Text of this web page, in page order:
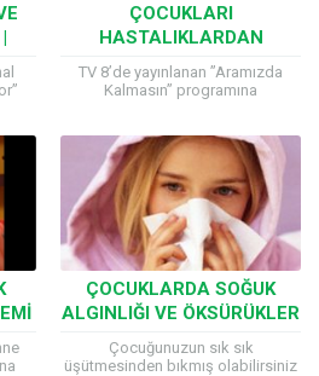
ÇOCUKLARI
HASTALIKLARDAN
KORUMA YÖNTEMLERI
TV 8’de yayınlanan ”Aramızda
Kalmasın” programına
Mocan, mevsimsel hastalıklarla
nasıl mücadele edilmesi...
ÇOCUKLARDA SOĞUK
ALGINLIĞI VE ÖKSÜRÜKLER
Çocuğunuzun sık sık
üşütmesinden bıkmış olabilirsiniz